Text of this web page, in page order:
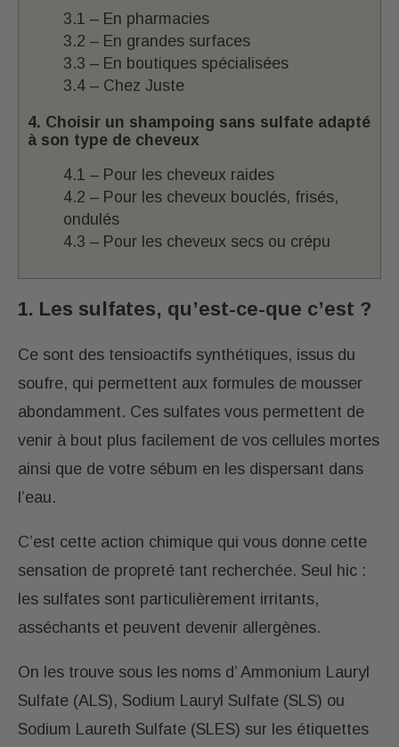
3.1 – En pharmacies
3.2 – En grandes surfaces
3.3 – En boutiques spécialisées
3.4 – Chez Juste
4. Choisir un shampoing sans sulfate adapté
à son type de cheveux
4.1 – Pour les cheveux raides
4.2 – Pour les cheveux bouclés, frisés,
ondulés
4.3 – Pour les cheveux secs ou crépu
1. Les sulfates, qu’est-ce-que c’est ?
Ce sont des tensioactifs synthétiques, issus du
soufre, qui permettent aux formules de mousser
abondamment. Ces sulfates vous permettent de
venir à bout plus facilement de vos cellules mortes
ainsi que de votre sébum en les dispersant dans
l’eau.
C’est cette action chimique qui vous donne cette
sensation de propreté tant recherchée. Seul hic :
les sulfates sont particulièrement irritants,
asséchants et peuvent devenir allergènes.
On les trouve sous les noms d’ Ammonium Lauryl
Sulfate (ALS), Sodium Lauryl Sulfate (SLS) ou
Sodium Laureth Sulfate (SLES) sur les étiquettes